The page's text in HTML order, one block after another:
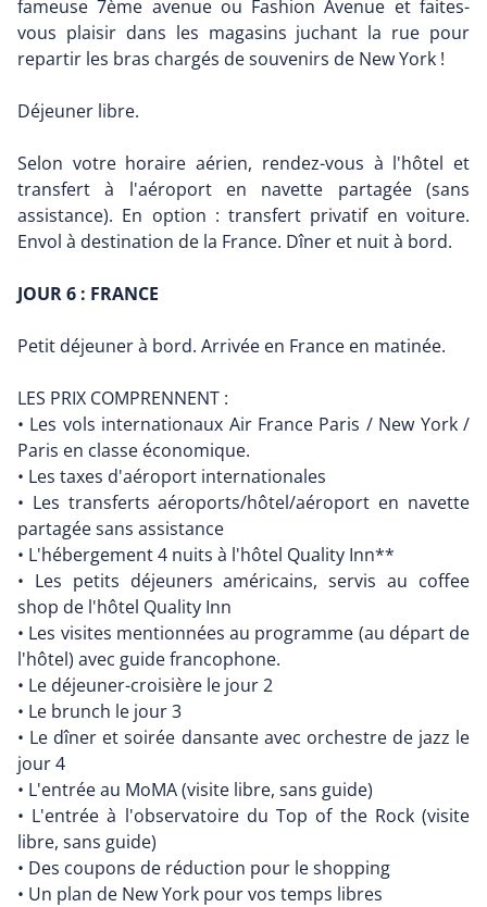
fameuse 7ème avenue ou Fashion Avenue et faites-
vous plaisir dans les magasins juchant la rue pour
repartir les bras chargés de souvenirs de New York !
Déjeuner libre.
Selon votre horaire aérien, rendez-vous à l'hôtel et
transfert à l'aéroport en navette partagée (sans
assistance). En option : transfert privatif en voiture.
Envol à destination de la France. Dîner et nuit à bord.
JOUR 6 : FRANCE
Petit déjeuner à bord. Arrivée en France en matinée.
LES PRIX COMPRENNENT :
• Les vols internationaux Air France Paris / New York /
Paris en classe économique.
• Les taxes d'aéroport internationales
• Les transferts aéroports/hôtel/aéroport en navette
partagée sans assistance
• L'hébergement 4 nuits à l'hôtel Quality Inn**
• Les petits déjeuners américains, servis au coffee
shop de l'hôtel Quality Inn
• Les visites mentionnées au programme (au départ de
l'hôtel) avec guide francophone.
• Le déjeuner-croisière le jour 2
• Le brunch le jour 3
• Le dîner et soirée dansante avec orchestre de jazz le
jour 4
• L'entrée au MoMA (visite libre, sans guide)
• L'entrée à l'observatoire du Top of the Rock (visite
libre, sans guide)
• Des coupons de réduction pour le shopping
• Un plan de New York pour vos temps libres